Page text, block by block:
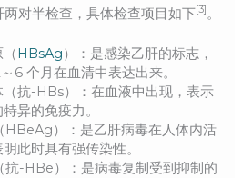
对半检查，具体检查项目如下[3]。
HBsAg）：是感染乙肝的标志，
6 个月在血清中表达出来。
抗-HBs）：在血液中出现，表示
异的免疫力。
HBeAg）：是乙肝病毒在人体内活
此时具有强传染性。
抗-HBe）：是病毒复制受到抑制的